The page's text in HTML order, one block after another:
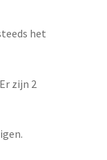
het
zijn 2